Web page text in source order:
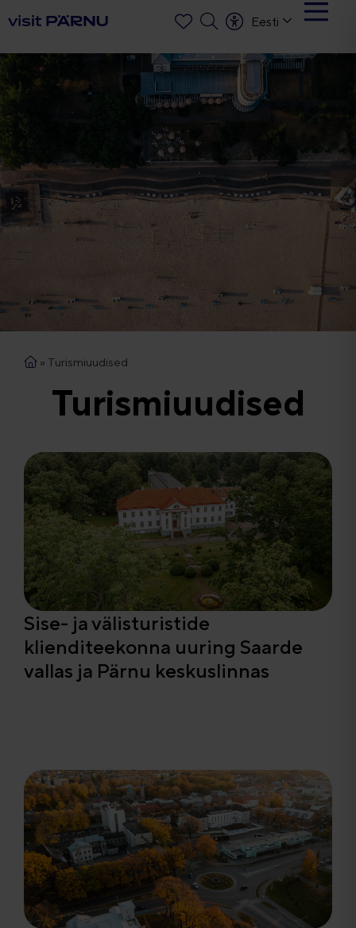
Eesti
» Turismiuudised
Turismiuudised
Sise- ja välisturistide
klienditeekonna uuring Saarde
vallas ja Pärnu keskuslinnas